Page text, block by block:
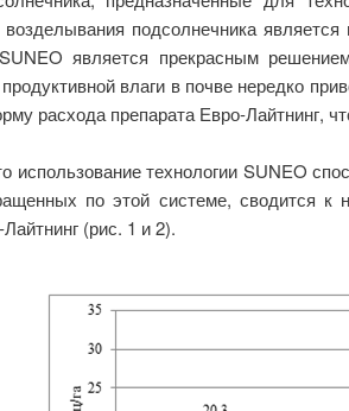
подсолнечника
SUNEO является прекрасным
влаги в почве нередко
расхода препарата Евро-Лайтнинг,
использование технологии SUNEO
по этой системе, сводится
(рис. 1 и 2).